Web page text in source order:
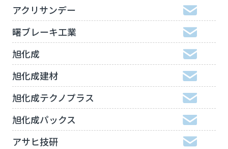
アクリサンデー
曙ブレーキ工業
旭化成
旭化成建材
旭化成テクノプラス
旭化成パックス
アサヒ技研